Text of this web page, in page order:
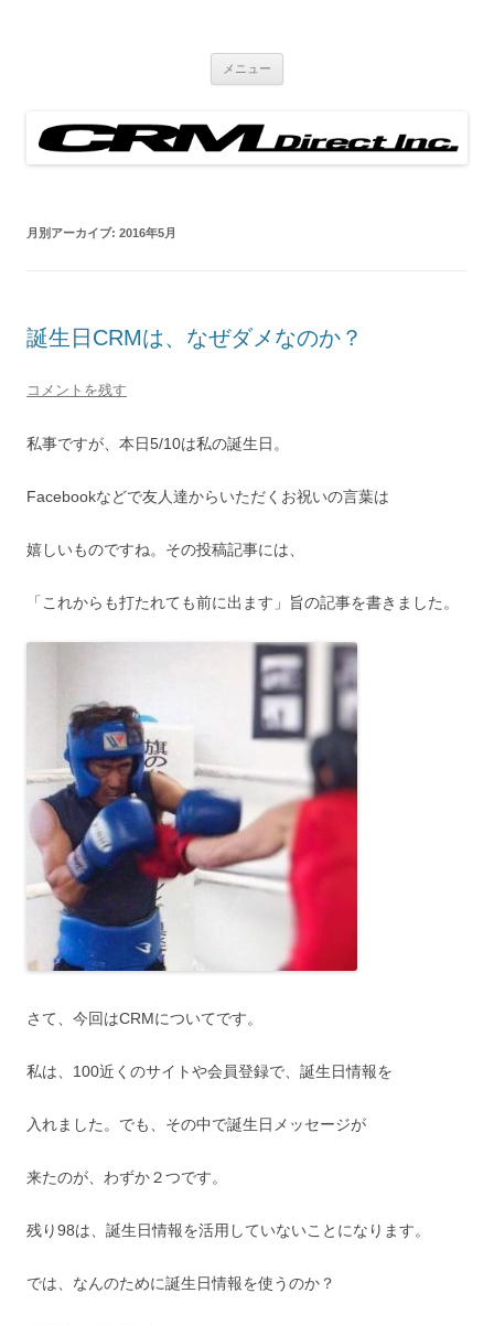
メニュー
へ
ス
キ
月別アーカイブ: 2016年5月
誕生日CRMは、なぜダメなのか？
コメントを残す
私事ですが、本日5/10は私の誕生日。
Facebookなどで友人達からいただくお祝いの言葉は
嬉しいものですね。その投稿記事には、
「これからも打たれても前に出ます」旨の記事を書きました。
さて、今回はCRMについてです。
私は、 100近くのサイトや会員登録で、誕生日情報を
入れました。でも、その中で誕生日メッセージが
来たのが、わずか２つです。
残り98は、誕生日情報を活用していないことになります。
では、なんのために誕生日情報を使うのか？